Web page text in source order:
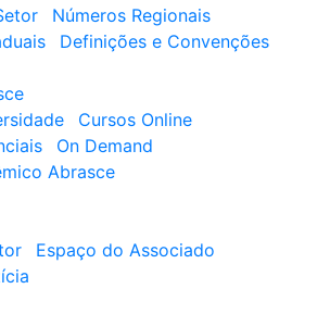
Números Regionais
Definições e Convenções
Cursos Online
On Demand
Abrasce
Espaço do Associado